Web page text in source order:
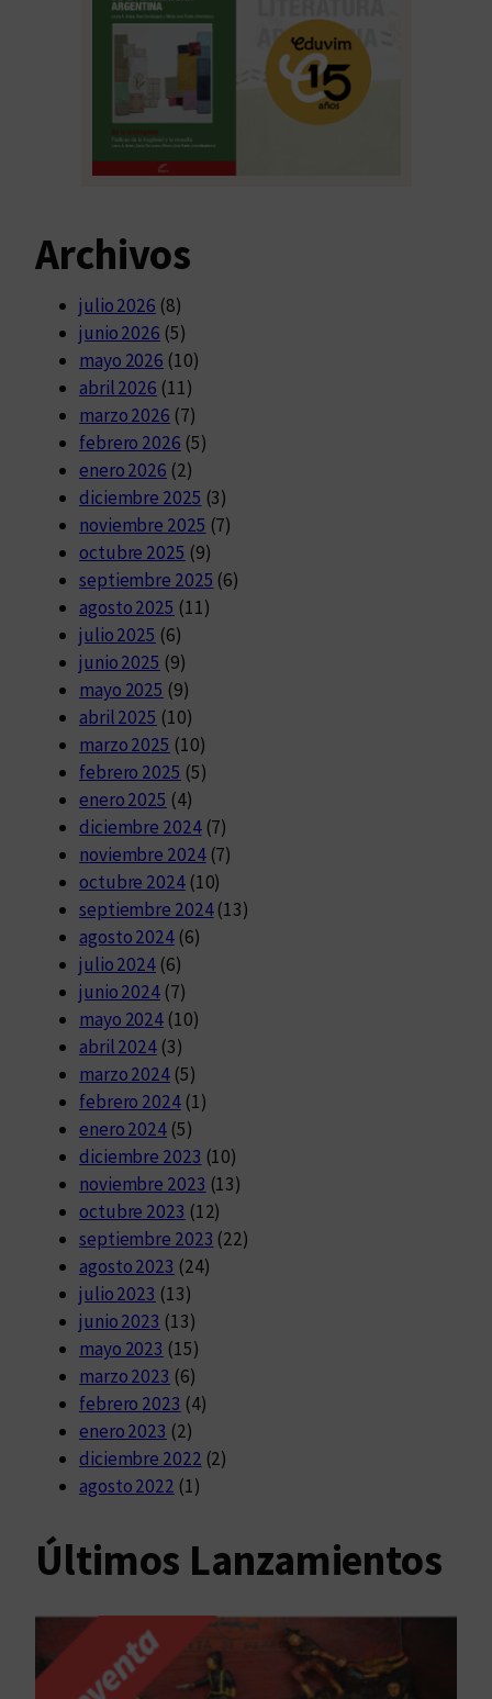
Archivos
julio 2026 (8)
junio 2026 (5)
mayo 2026 (10)
abril 2026 (11)
marzo 2026 (7)
febrero 2026 (5)
enero 2026 (2)
diciembre 2025 (3)
noviembre 2025 (7)
octubre 2025 (9)
septiembre 2025 (6)
agosto 2025 (11)
julio 2025 (6)
junio 2025 (9)
mayo 2025 (9)
abril 2025 (10)
marzo 2025 (10)
febrero 2025 (5)
enero 2025 (4)
diciembre 2024(7)
noviembre 2024(7)
octubre 2024(10)
septiembre 2024(13)
agosto 2024(6)
julio 2024 (6)
junio 2024 (7)
mayo 2024 (10)
abril 2024 (3)
marzo 2024 (5)
febrero 2024(1)
enero 2024 (5)
diciembre 2023 (10)
noviembre 2023 (13)
octubre 2023 (12)
septiembre 2023 (22)
agosto 2023 (24)
julio 2023 (13)
junio 2023 (13)
mayo 2023 (15)
marzo 2023 (6)
febrero 2023 (4)
enero 2023 (2)
diciembre 2022 (2)
agosto 2022 (1)
Últimos Lanzamientos